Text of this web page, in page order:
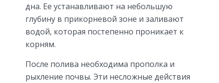
дна. Ее устанавливают на небольшую
глубину в прикорневой зоне и заливают
водой, которая постепенно проникает к
корням.
После полива необходима прополка и
рыхление почвы. Эти несложные действия